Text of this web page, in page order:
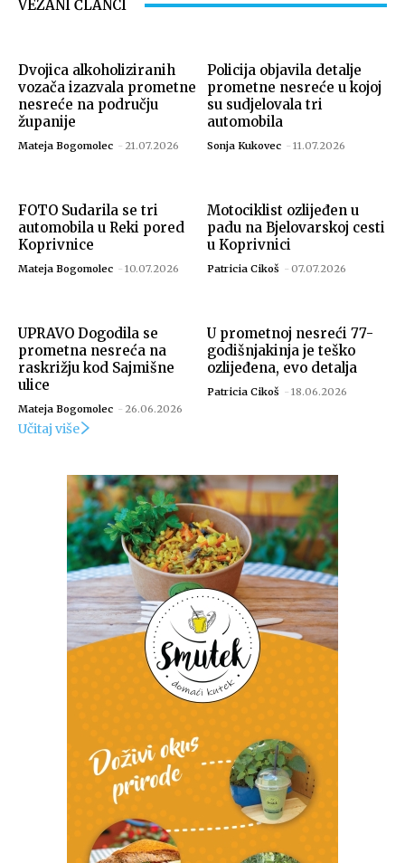
VEZANI ČLANCI
Dvojica alkoholiziranih
vozača izazvala prometne
nesreće na području
županije
Mateja Bogomolec - 21.07.2026
Policija objavila detalje
prometne nesreće u kojoj
su sudjelovala tri
automobila
Sonja Kukovec - 11.07.2026
FOTO Sudarila se tri
automobila u Reki pored
Koprivnice
Mateja Bogomolec - 10.07.2026
Motociklist ozlijeđen u
padu na Bjelovarskoj cesti
u Koprivnici
Patricia Cikoš - 07.07.2026
UPRAVO Dogodila se
prometna nesreća na
raskrižju kod Sajmišne
ulice
Mateja Bogomolec - 26.06.2026
U prometnoj nesreći 77-
godišnjakinja je teško
ozlijeđena, evo detalja
Patricia Cikoš - 18.06.2026
Učitaj više